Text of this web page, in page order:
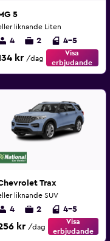
5
liknande Liten
4 2 4-5
kr /dag
Visa
erbjudande
Trax
liknande SUV
4 2 4-5
kr /dag
Visa
erbjudande